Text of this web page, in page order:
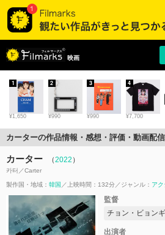
映画
¥1,650
1
¥990
2
¥990
3
¥7,700
4
カーターの作品情報・感想・評価・動画配信
カーター （2022 ）
카터／Carter
製作国・地域： 韓国 上映時間：132分 ジャンル： アク
監督
チョン・ビョン
出演者